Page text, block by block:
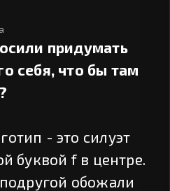
придумать
себя, что бы там
- это силуэт
буквой f в центре.
обожали